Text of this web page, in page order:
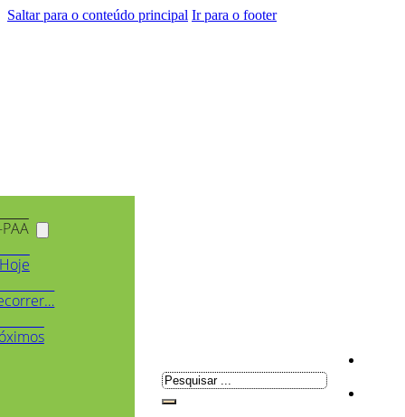
Saltar para o conteúdo principal Ir para o footer
Pesquisar